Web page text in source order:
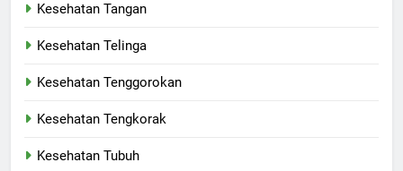
Kesehatan Tangan
Kesehatan Telinga
Kesehatan Tenggorokan
Kesehatan Tengkorak
Kesehatan Tubuh